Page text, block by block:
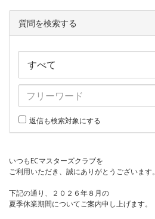
質問を検索する
返信も検索対象にする
いつもECマスターズクラブを
ご利用いただき、誠にありがとうございます。
下記の通り、２０２６年８月の
夏季休業期間についてご案内申し上げます。